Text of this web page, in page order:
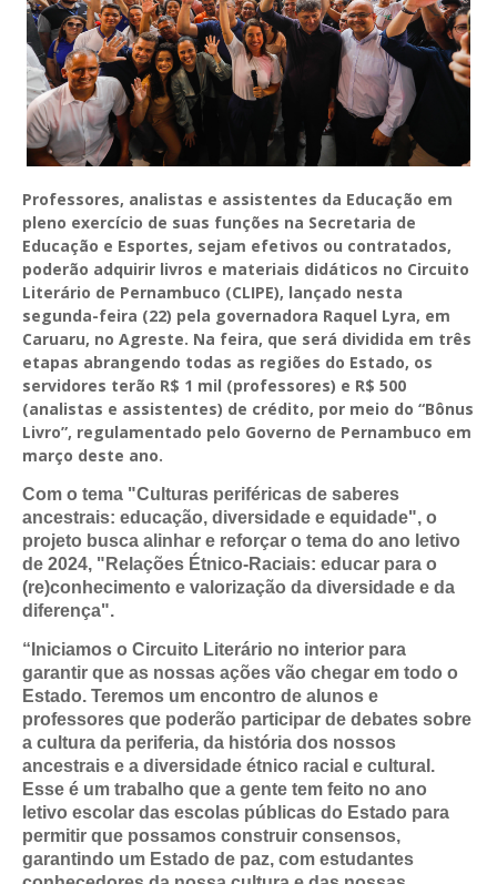
Professores, analistas e assistentes da Educação em
pleno exercício de suas funções na Secretaria de
Educação e Esportes, sejam efetivos ou contratados,
poderão adquirir livros e materiais didáticos no Circuito
Literário de Pernambuco (CLIPE), lançado nesta
segunda-feira (22) pela governadora Raquel Lyra, em
Caruaru, no Agreste. Na feira, que será dividida em três
etapas abrangendo todas as regiões do Estado, os
servidores terão R$ 1 mil (professores) e R$ 500
(analistas e assistentes) de crédito, por meio do “Bônus
Livro”, regulamentado pelo Governo de Pernambuco em
março deste ano.
Com o tema "Culturas periféricas de saberes
ancestrais: educação, diversidade e equidade", o
projeto busca alinhar e reforçar o tema do ano letivo
de 2024, "Relações Étnico-Raciais: educar para o
(re)conhecimento e valorização da diversidade e da
diferença".
“Iniciamos o Circuito Literário no interior para
garantir que as nossas ações vão chegar em todo o
Estado. Teremos um encontro de alunos e
professores que poderão participar de debates sobre
a cultura da periferia, da história dos nossos
ancestrais e a diversidade étnico racial e cultural.
Esse é um trabalho que a gente tem feito no ano
letivo escolar das escolas públicas do Estado para
permitir que possamos construir consensos,
garantindo um Estado de paz, com estudantes